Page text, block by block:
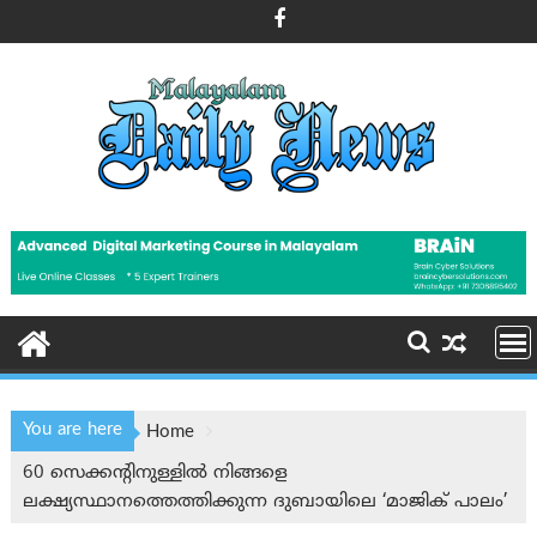
to
You are here
Home
60 സെക്കന്റിനുള്ളില്‍ നിങ്ങളെ
ലക്ഷ്യസ്ഥാനത്തെത്തിക്കുന്ന ദുബായിലെ ‘മാജിക് പാലം’